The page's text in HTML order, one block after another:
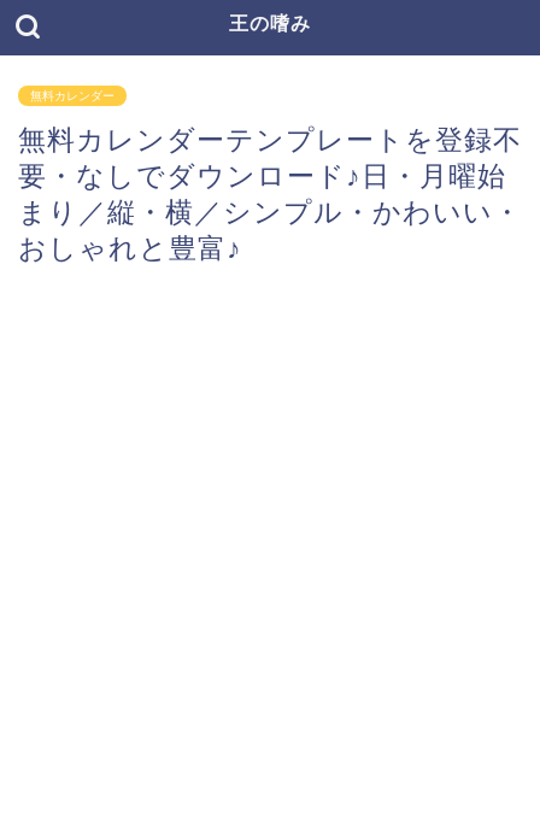
王の嗜み
無料カレンダー
無料カレンダーテンプレートを登録不
要・なしでダウンロード♪日・月曜始
まり／縦・横／シンプル・かわいい・
おしゃれと豊富♪